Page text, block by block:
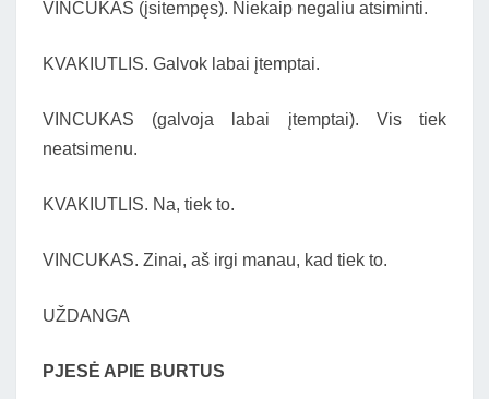
VINCUKAS (įsitempęs). Niekaip negaliu atsiminti.
KVAKIUTLIS. Galvok labai įtemptai.
VINCUKAS (galvoja labai įtemptai). Vis tiek
neatsimenu.
KVAKIUTLIS. Na, tiek to.
VINCUKAS. Zinai, aš irgi manau, kad tiek to.
UŽDANGA
PJESĖ APIE BURTUS